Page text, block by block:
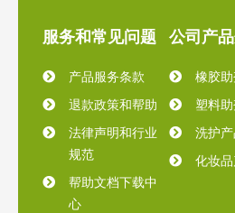
服务和常见问题
产品服务条款
退款政策和帮助
法律声明和行业
规范
帮助文档下载中
心
公司产
橡胶
塑料
洗护产
化妆